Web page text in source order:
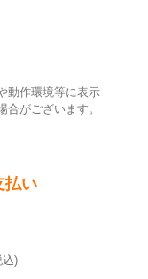
動作環境等に表示
がございます。
払い
込)